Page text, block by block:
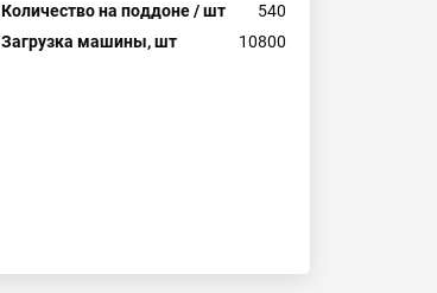
Количество на поддоне / шт
540
Загрузка машины, шт
10800